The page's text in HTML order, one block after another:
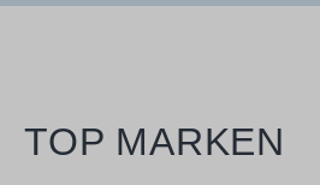
TOP MARKEN